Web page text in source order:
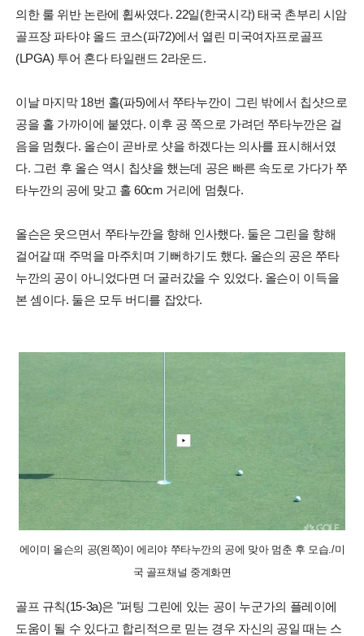
의한 룰 위반 논란에 휩싸였다. 22일(한국시각) 태국 촌부리 시암
골프장 파타야 올드 코스(파72)에서 열린 미국여자프로골프
(LPGA) 투어 혼다 타일랜드 2라운드.
이날 마지막 18번 홀(파5)에서 쭈타누깐이 그린 밖에서 칩샷으로
공을 홀 가까이에 붙였다. 이후 공 쪽으로 가려던 쭈타누깐은 걸
음을 멈췄다. 올슨이 곧바로 샷을 하겠다는 의사를 표시해서였
다. 그런 후 올슨 역시 칩샷을 했는데 공은 빠른 속도로 가다가 쭈
타누깐의 공에 맞고 홀 60cm 거리에 멈췄다.
올슨은 웃으면서 쭈타누깐을 향해 인사했다. 둘은 그린을 향해
걸어갈 때 주먹을 마주치며 기뻐하기도 했다. 올슨의 공은 쭈타
누깐의 공이 아니었다면 더 굴러갔을 수 있었다. 올슨이 이득을
본 셈이다. 둘은 모두 버디를 잡았다.
에이미 올슨의 공(왼쪽)이 에리야 쭈타누깐의 공에 맞아 멈춘 후 모습./미
국 골프채널 중계화면
골프 규칙(15-3a)은 "퍼팅 그린에 있는 공이 누군가의 플레이에
도움이 될 수 있다고 합리적으로 믿는 경우 자신의 공일 때는 스